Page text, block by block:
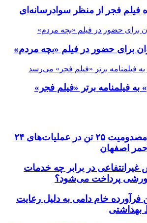
فیلم فجر از منظر سوادرسانه‌ای
فیلمنامه برتر «فیلم فجر»
فوت ۴ نفر و مصدومیت ۲۵ تن در عملیات‌های ۲۴
اصفهان
در برابر چه خدمات
پرداخت می‌شود؟
۴۵۰ تن فرآورده خام دامی به دلیل رعایت
بهداشتی